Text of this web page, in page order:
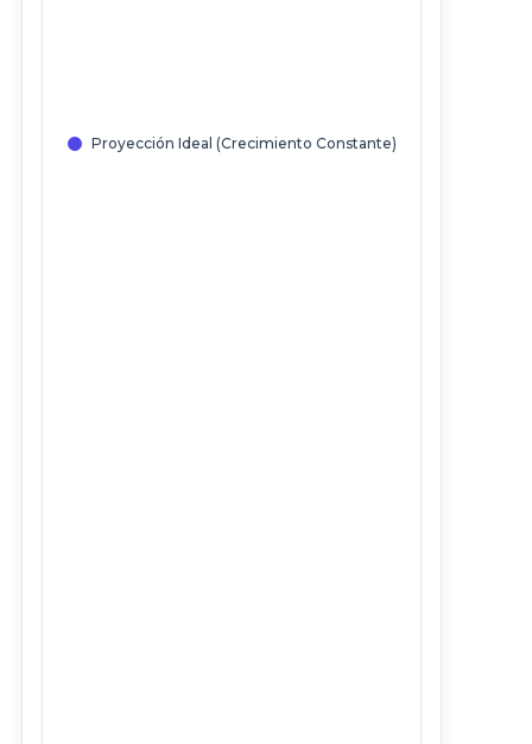
Proyección Ideal (Crecimiento Constante)